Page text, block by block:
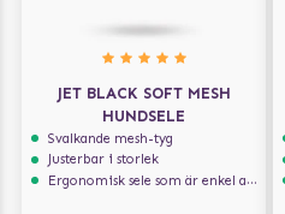
JET BLACK SOFT MESH
HUNDSELE
Svalkande mesh-tyg
Justerbar i storlek
Ergonomisk sele som är enkel att ta på och av